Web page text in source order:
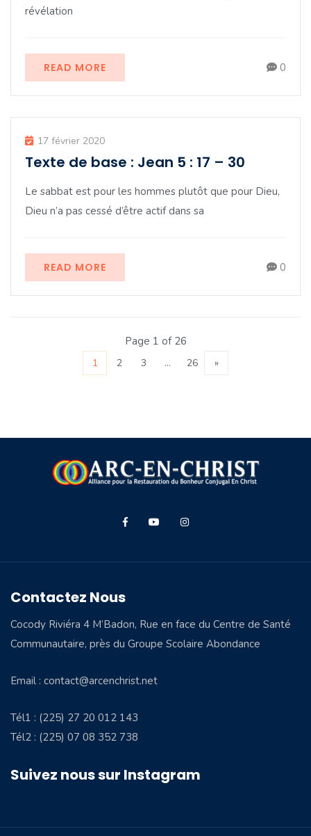
révélation
READ MORE 0
17 février 2020
Texte de base : Jean 5 : 17 – 30
Le sabbat est pour les hommes plutôt que pour Dieu,
Dieu n’a pas cessé d’être actif dans sa
READ MORE 0
Page 1 of 26
1 2 3 … 26 »
Contactez Nous
Cocody Riviéra 4 M’Badon, Rue en face du Centre de Santé
Communautaire, près du Groupe Scolaire Abondance
Email : contact@arcenchrist.net
Tél1 : (225) 27 20 012 143
Tél2 : (225) 07 08 352 738
Suivez nous sur Instagram